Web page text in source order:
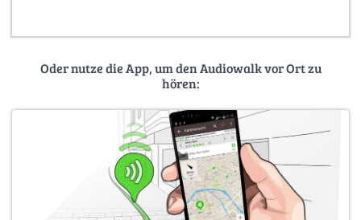
Oder nutze die App, um den Audiowalk vor Ort zu
hören: